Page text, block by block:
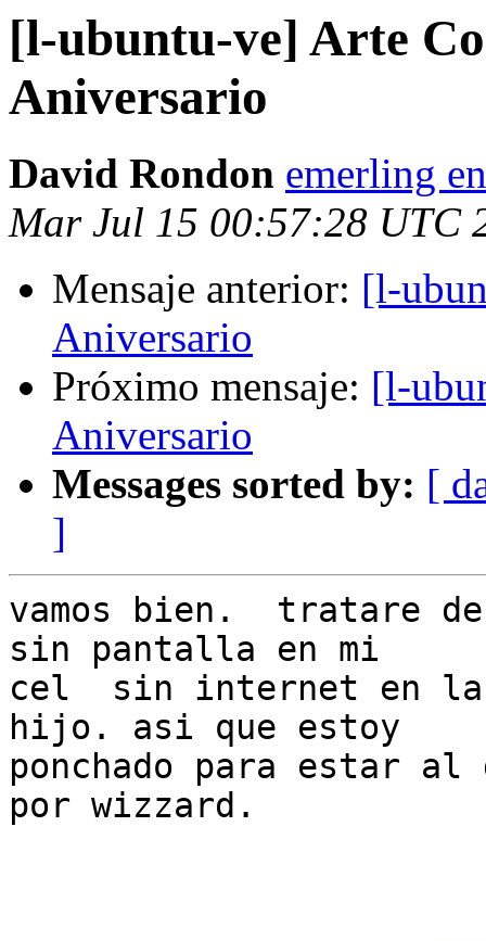
[l-ubuntu-ve] Arte
Aniversario
David Rondon emerling
Mar Jul 15 00:57:28 UTC
Mensaje anterior: [l-
Aniversario
Próximo mensaje: [l-
Aniversario
Messages sorted by: [
]
vamos bien.  tratare de
sin pantalla en mi
cel  sin internet en
hijo. asi que estoy
ponchado para estar
por wizzard.